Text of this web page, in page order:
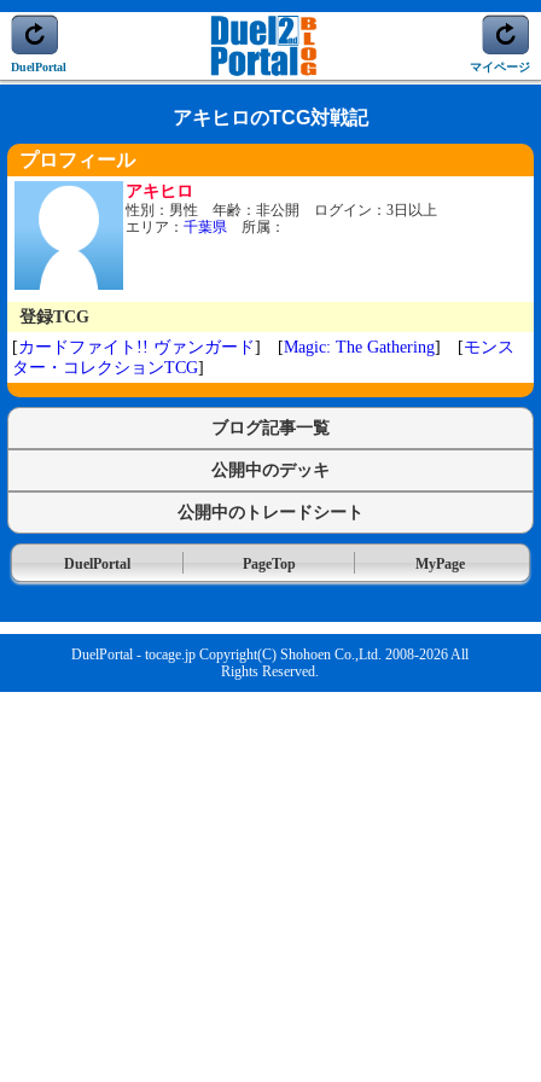
DuelPortal マイページ
アキヒロのTCG対戦記
プロフィール
アキヒロ
性別：男性 年齢：非公開 ログイン：3日以上
エリア： 千葉県 所属：
登録TCG
[カードファイト!! ヴァンガード] [Magic: The Gathering] [モンス
ター・コレクションTCG]
ブログ記事一覧
公開中のデッキ
公開中のトレードシート
DuelPortal PageTop MyPage
DuelPortal - tocage.jp Copyright(C) Shohoen Co.,Ltd. 2008-2026 All
Rights Reserved.